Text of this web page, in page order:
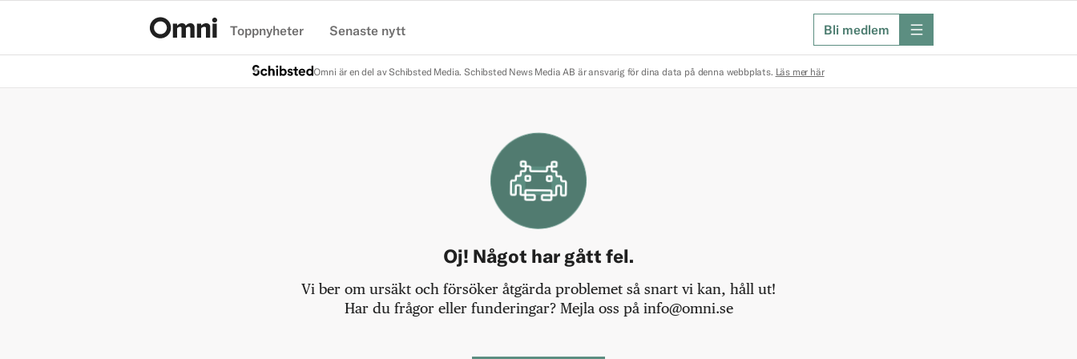
Toppnyheter Senaste nytt Bli medlem meny
Omni är en del av Schibsted Media. Schibsted News Media AB är ansvarig för dina data på denna webbplats. Läs mer här
Oj! Något har gått fel.
Vi ber om ursäkt och försöker åtgärda problemet så snart vi kan, håll ut!
Har du frågor eller funderingar? Mejla oss på info@omni.se